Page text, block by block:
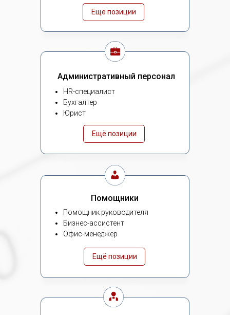
Ещё позиции
Административный персонал
HR-специалист
Бухгалтер
Юрист
Ещё позиции
Помощники
Помощник руководителя
Бизнес-ассистент
Офис-менеджер
Ещё позиции